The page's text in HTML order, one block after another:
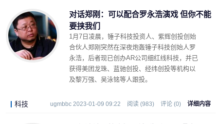
对话郑刚：可以配合罗永浩演戏 但你不能
要挟我们
1月7日凌晨，锤子科技投资人、紫辉创投创始
合伙人郑刚突然在深夜炮轰锤子科技创始人罗
永浩，后者现已创办AR公司细红线科技，并已
获得美团龙珠、蓝驰创投、经纬创投等机构以
及黎万强、吴泳铭等人跟投。
科技 ugmbbc 2023-01-09 09:22 阅读 (983) 评论 (0) 详细内容